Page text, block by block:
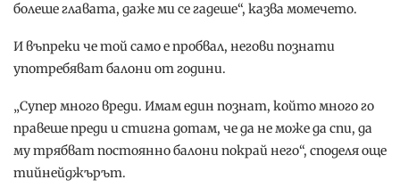
болеше главата, даже ми се гадеше“, казва момечето.
И въпреки че той само е пробвал, негови познати
употребяват балони от години.
„Супер много вреди. Имам един познат, който много го
правеше преди и стигна дотам, че да не може да спи, да
му трябват постоянно балони покрай него“, споделя още
тийнейджърът.